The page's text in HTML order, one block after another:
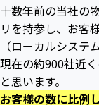
十数年前の当社の
リを持参し、お客
（ローカルシステ
現在の約900社近
と思います。
お客様の数に比例